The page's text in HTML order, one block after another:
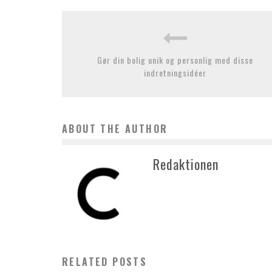
Gør din bolig unik og personlig med disse
indretningsidéer
ABOUT THE AUTHOR
Redaktionen
RELATED POSTS